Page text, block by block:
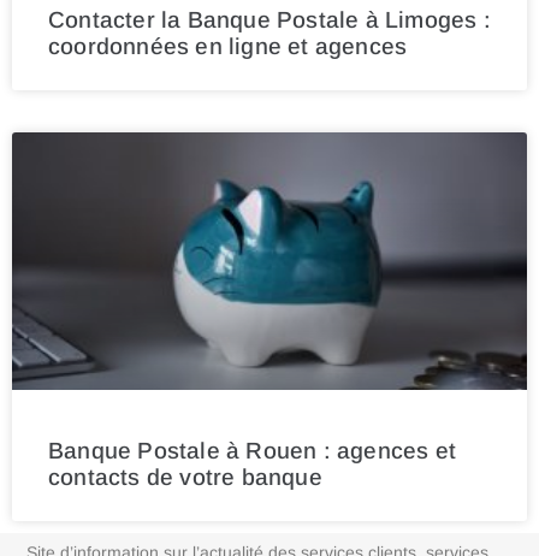
Contacter la Banque Postale à Limoges :
coordonnées en ligne et agences
Banque Postale à Rouen : agences et
contacts de votre banque